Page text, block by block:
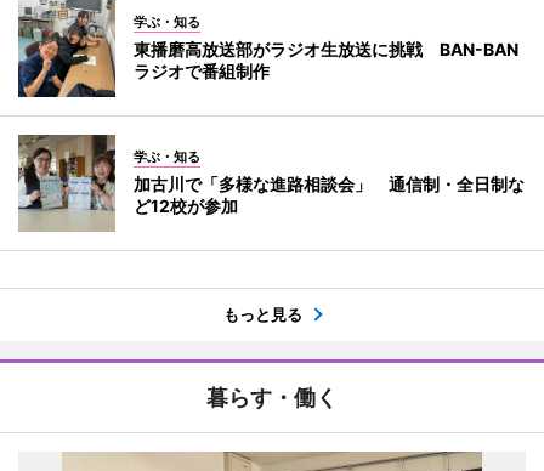
学ぶ・知る
東播磨高放送部がラジオ生放送に挑戦 BAN-BAN
ラジオで番組制作
学ぶ・知る
加古川で「多様な進路相談会」 通信制・全日制な
ど12校が参加
もっと見る
暮らす・働く